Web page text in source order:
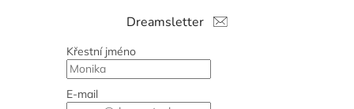
Dreamsletter
Křestní jméno
E-mail